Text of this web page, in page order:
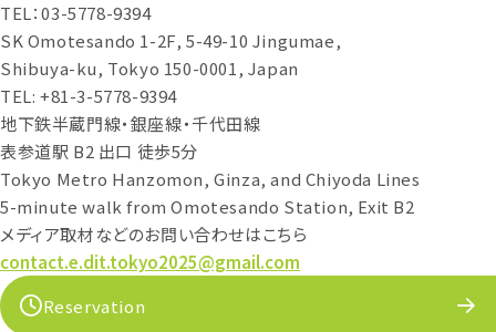
TEL：03-5778-9394
SK Omotesando 1-2F, 5-49-10 Jingumae,
Shibuya-ku, Tokyo 150-0001, Japan
TEL: +81-3-5778-9394
地下鉄半蔵門線・銀座線・千代田線
表参道駅 B2 出口 徒歩5分
Tokyo Metro Hanzomon, Ginza, and Chiyoda Lines
5-minute walk from Omotesando Station, Exit B2
メディア取材などのお問い合わせはこちら
contact.e.dit.tokyo2025@gmail.com
Reservation